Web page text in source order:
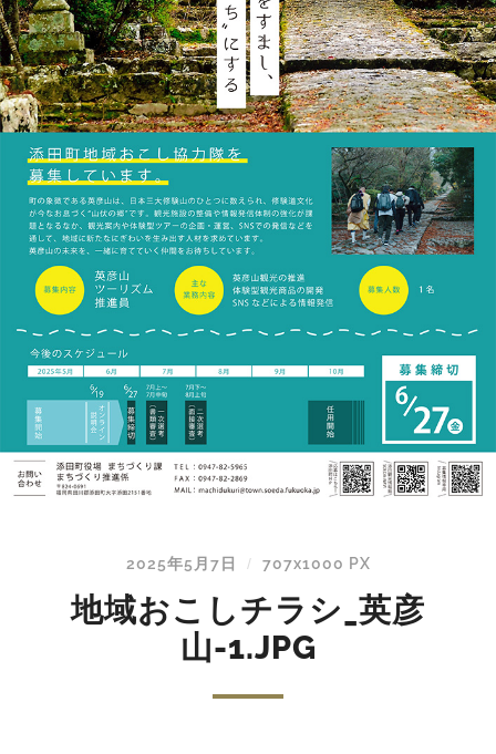
2025年5月7日 / 707x1000 PX
地域おこしチラシ_英彦
山-1.JPG